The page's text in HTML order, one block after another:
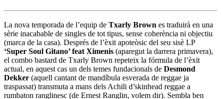
La nova temporada de l’equip de Txarly Brown es traduirà en una
sèrie inacabable de singles de tot tipus, sense coherència ni objectiu
(marca de la casa). Després de l’èxit apoteòsic del seu sisè LP
‘Super Soul Gitano’ feat Ximenis (aparegut la darrera primavera),
el combo bastard de Txarly Brown repeteix la fórmula de l’èxit
actual, en aquest cas un dels temes fundacionals de Desmond
Dekker (aquell cantant de mandíbula esverada de reggae ja
traspassat) transmuta a mans dels Achili d’skinhead reggae a
rumbaton ranglinesc (de Ernest Ranglin, volem dir). Sembla ben